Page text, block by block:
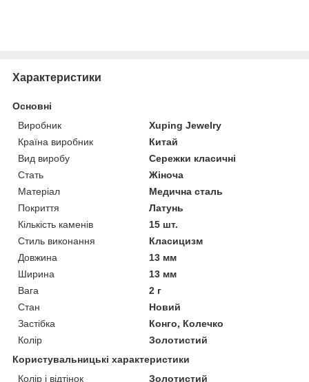
Характеристики
Основні
Виробник
Xuping Jewelry
Країна виробник
Китай
Вид виробу
Сережки класичні
Стать
Жіноча
Матеріал
Медична сталь
Покриття
Латунь
Кількість каменів
15 шт.
Стиль виконання
Класицизм
Довжина
13 мм
Ширина
13 мм
Вага
2 г
Стан
Новий
Застібка
Конго, Колечко
Колір
Золотистий
Користувальницькі характеристики
Колір і відтінок
Золотистий